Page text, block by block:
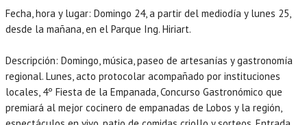
Fecha, hora y lugar: Domingo 24, a partir del mediodía y lunes 25,
desde la mañana, en el Parque Ing. Hiriart.
Descripción: Domingo, música, paseo de artesanías y gastronomía
regional. Lunes, acto protocolar acompañado por instituciones
locales, 4º Fiesta de la Empanada, Concurso Gastronómico que
premiará al mejor cocinero de empanadas de Lobos y la región,